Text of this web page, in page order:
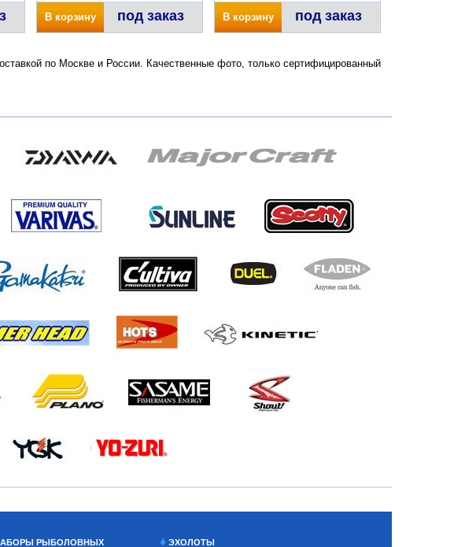
В корзину под заказ В корзину под заказ
по Москве и России. Качественные фото, только сертифицированный
РЫБОЛОВНЫХ ЭХОЛОТЫ